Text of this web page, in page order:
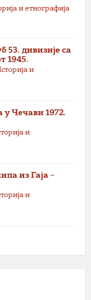
и етнографија
53. дивизије са
1945.
и
у Чечави 1972.
и
из Гаја –
и